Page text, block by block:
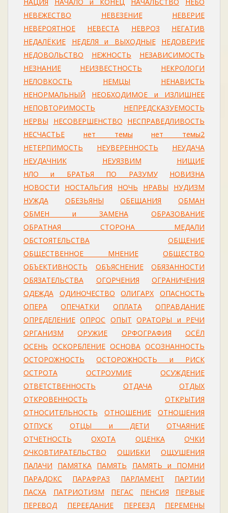
НЕВЕЖЕСТВО
НЕВЕЗЕНИЕ
НЕВЕРИЕ
НЕВЕРОЯТНОЕ
НЕВЕСТА НЕВРОЗ
НЕГАТИВ
НЕДАЛЁКИЕ
НЕДЕЛЯ и ВЫХОДНЫЕ
НЕДОВЕРИЕ
НЕДОВОЛЬСТВО
НЕЖНОСТЬ
НЕЗАВИСИМОСТЬ
НЕЗНАНИЕ
НЕИЗВЕСТНОСТЬ
НЕКРОЛОГИ
НЕЛОВКОСТЬ
НЕМЦЫ
НЕНАВИСТЬ
НЕНОРМАЛЬНЫЙ
НЕОБХОДИМОЕ и ИЗЛИШНЕЕ
НЕПОВТОРИМОСТЬ
НЕПРЕДСКАЗУЕМОСТЬ
НЕРВЫ
НЕСОВЕРШЕНСТВО НЕСПРАВЕДЛИВОСТЬ
НЕСЧАСТЬЕ
нет темы
нет темы2
НЕТЕРПИМОСТЬ
НЕУВЕРЕННОСТЬ
НЕУДАЧА
НЕУДАЧНИК
НЕУЯЗВИМ
НИЩИЕ
НЛО и БРАТЬЯ ПО РАЗУМУ
НОВИЗНА
НОВОСТИ
НОСТАЛЬГИЯ НОЧЬ НРАВЫ
НУДИЗМ
НУЖДА
ОБЕЗЬЯНЫ ОБЕЩАНИЯ
ОБМАН
ОБМЕН и ЗАМЕНА
ОБРАЗОВАНИЕ
ОБРАТНАЯ СТОРОНА МЕДАЛИ
ОБСТОЯТЕЛЬСТВА
ОБЩЕНИЕ
ОБЩЕСТВЕННОЕ МНЕНИЕ
ОБЩЕСТВО
ОБЪЕКТИВНОСТЬ
ОБЪЯСНЕНИЕ
ОБЯЗАННОСТИ
ОБЯЗАТЕЛЬСТВА
ОГОРЧЕНИЯ
ОГРАНИЧЕНИЯ
ОДЕЖДА
ОДИНОЧЕСТВО ОЛИГАРХ
ОПАСНОСТЬ
ОПЕРА
ОПЕЧАТКИ ОПЛАТА
ОПРАВДАНИЕ
ОПРЕДЕЛЕНИЕ ОПРОС ОПЫТ ОРАТОРЫ и РЕЧИ
ОРГАНИЗМ
ОРУЖИЕ ОРФОГРАФИЯ
ОСЁЛ
ОСЕНЬ ОСКОРБЛЕНИЕ ОСНОВА ОСОЗНАННОСТЬ
ОСТОРОЖНОСТЬ
ОСТОРОЖНОСТЬ и РИСК
ОСТРОТА
ОСТРОУМИЕ
ОСУЖДЕНИЕ
ОТВЕТСТВЕННОСТЬ
ОТДАЧА
ОТДЫХ
ОТКРОВЕННОСТЬ
ОТКРЫТИЯ
ОТНОСИТЕЛЬНОСТЬ
ОТНОШЕНИЕ
ОТНОШЕНИЯ
ОТПУСК
ОТЦЫ и ДЕТИ
ОТЧАЯНИЕ
ОТЧЕТНОСТЬ
ОХОТА ОЦЕНКА
ОЧКИ
ОЧКОВТИРАТЕЛЬСТВО
ОШИБКИ
ОЩУШЕНИЯ
ПАЛАЧИ
ПАМЯТКА ПАМЯТЬ
ПАМЯТЬ и ПОМНИ
ПАРАДОКС
ПАРАФРАЗ ПАРЛАМЕНТ
ПАРТИИ
ПАСХА
ПАТРИОТИЗМ ПЕГАС ПЕНСИЯ
ПЕРВЫЕ
ПЕРЕВОД
ПЕРЕЕДАНИЕ ПЕРЕЕЗД
ПЕРЕМЕНЫ